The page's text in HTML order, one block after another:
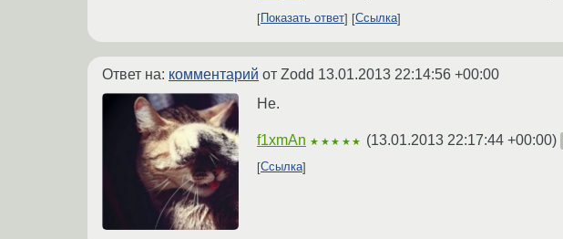
Показать ответ Ссылка
Ответ на: комментарий от Zodd 13.01.2013 22:14:56 +00:00
Не.
f1xmAn ★★★★★ (13.01.2013 22:17:44 +00:00)
Ссылка